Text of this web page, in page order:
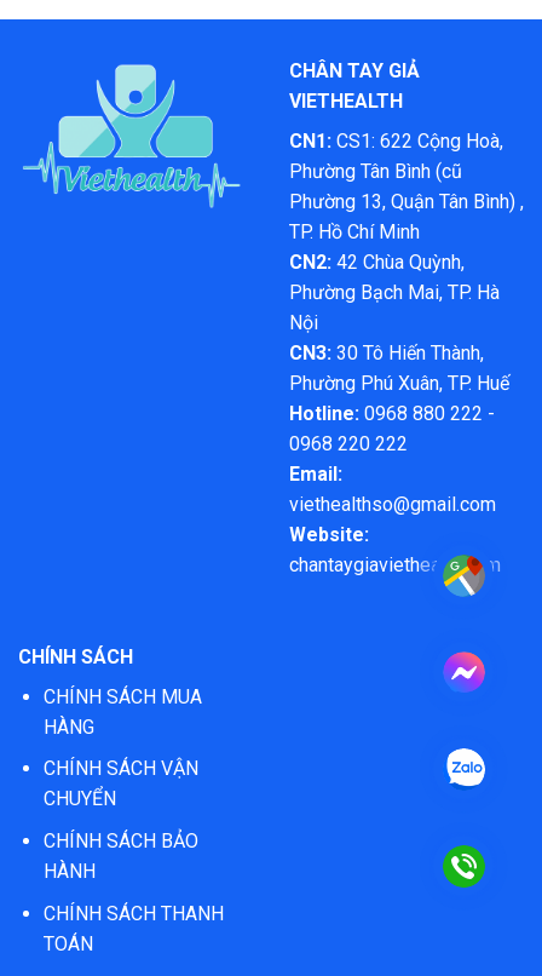
CHÂN TAY GIẢ
VIETHEALTH
CN1: CS1: 622 Cộng Hoà,
Phường Tân Bình (cũ
Phường 13, Quận Tân Bình) ,
TP. Hồ Chí Minh
CN2: 42 Chùa Quỳnh,
Phường Bạch Mai, TP. Hà
Nội
CN3: 30 Tô Hiến Thành,
Phường Phú Xuân, TP. Huế
Hotline: 0968 880 222 -
0968 220 222
Email:
viethealthso@gmail.com
Website:
chantaygiaviethealth.com
CHÍNH SÁCH
CHÍNH SÁCH MUA
HÀNG
CHÍNH SÁCH VẬN
CHUYỂN
CHÍNH SÁCH BẢO
HÀNH
CHÍNH SÁCH THANH
TOÁN